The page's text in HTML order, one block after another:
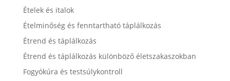
Ételek és italok
Ételminőség és fenntartható táplálkozás
Étrend és táplálkozás
Étrend és táplálkozás különböző életszakaszokban
Fogyókúra és testsúlykontroll